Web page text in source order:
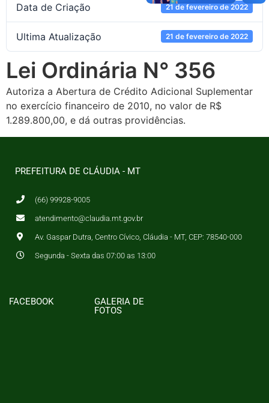
Data de Criação 21 de fevereiro de 2022
Ultima Atualização 21 de fevereiro de 2022
Lei Ordinária N° 356
Autoriza a Abertura de Crédito Adicional Suplementar
no exercício financeiro de 2010, no valor de R$
1.289.800,00, e dá outras providências.
PREFEITURA DE CLÁUDIA - MT
(66) 99928-9005
atendimento@claudia.mt.gov.br
Av. Gaspar Dutra, Centro Cívico, Cláudia - MT, CEP: 78540-000
Segunda - Sexta das 07:00 as 13:00
FACEBOOK
GALERIA DE
FOTOS